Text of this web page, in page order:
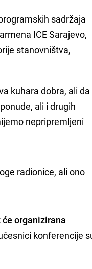
sadržaja
ICE Sarajevo,
stanovništva,
kuhara dobra, ali da
ali i drugih
nepripremljeni
radionice, ali ono
organizirana
konferencije